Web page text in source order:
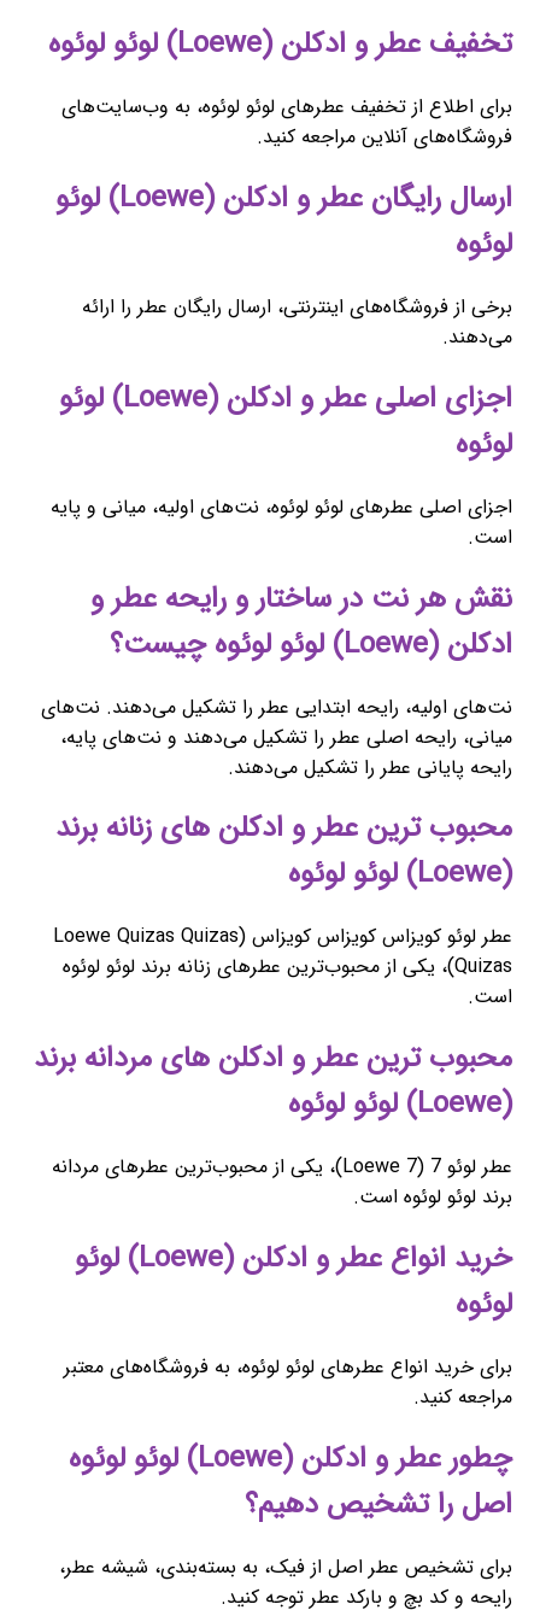
تخفیف عطر و ادکلن (Loewe) لوئو لوئوه
برای اطلاع از تخفیف عطرهای لوئو لوئوه، به وب‌سایت‌های
فروشگاه‌های آنلاین مراجعه کنید.
ارسال رایگان عطر و ادکلن (Loewe) لوئو
لوئوه
برخی از فروشگاه‌های اینترنتی، ارسال رایگان عطر را ارائه
می‌دهند.
اجزای اصلی عطر و ادکلن (Loewe) لوئو
لوئوه
اجزای اصلی عطرهای لوئو لوئوه، نت‌های اولیه، میانی و پایه
است.
نقش هر نت در ساختار و رایحه عطر و
ادکلن (Loewe) لوئو لوئوه چیست؟
نت‌های اولیه، رایحه ابتدایی عطر را تشکیل می‌دهند. نت‌های
میانی، رایحه اصلی عطر را تشکیل می‌دهند و نت‌های پایه،
رایحه پایانی عطر را تشکیل می‌دهند.
محبوب ‌ترین عطر و ادکلن های زنانه برند
(Loewe) لوئو لوئوه
عطر لوئو کویزاس کویزاس کویزاس (Loewe Quizas Quizas
Quizas)، یکی از محبوب‌ترین عطرهای زنانه برند لوئو لوئوه
است.
محبوب ‌ترین عطر و ادکلن های مردانه برند
(Loewe) لوئو لوئوه
عطر لوئو 7 (Loewe 7)، یکی از محبوب‌ترین عطرهای مردانه
برند لوئو لوئوه است.
خرید انواع عطر و ادکلن (Loewe) لوئو
لوئوه
برای خرید انواع عطرهای لوئو لوئوه، به فروشگاه‌های معتبر
مراجعه کنید.
چطور عطر و ادکلن (Loewe) لوئو لوئوه
اصل را تشخیص دهیم؟
برای تشخیص عطر اصل از فیک، به بسته‌بندی، شیشه عطر،
رایحه و کد بچ و بارکد عطر توجه کنید.